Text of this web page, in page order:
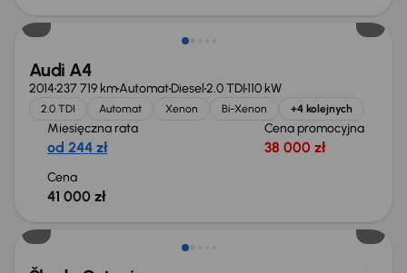
Audi A4
2014237 719 kmAutomatDiesel2.0 TDI110 kW
2.0 TDI Automat Xenon Bi-Xenon +4 kolejnych
Miesięczna rata
od 244 zł
Cena promocyjna
38 000 zł
Cena
41 000 zł